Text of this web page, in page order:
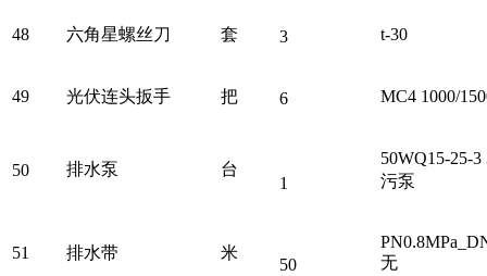
48 六角星螺丝刀 套 3 t-30
49 光伏连头扳手 把 6 MC4 1000/
50 排水泵 台
1
50WQ15-25-
污泵
51 排水带 米
50
无